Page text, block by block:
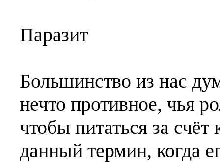
Паразит
Большинство из нас
нечто противное, чья
чтобы питаться за счёт
данный термин, когда